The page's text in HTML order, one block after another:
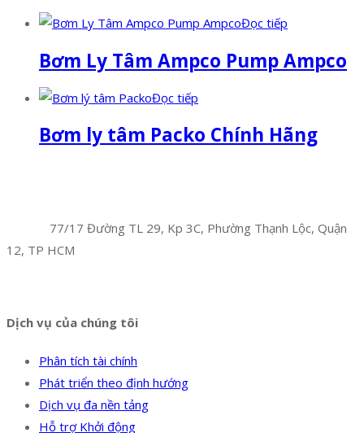
Đọc tiếp
Bơm Ly Tâm Ampco Pump Ampco
Đọc tiếp
Bơm ly tâm Packo Chính Hãng
77/17 Đường TL 29, Kp 3C, Phường Thạnh Lộc, Quận
12, TP HCM
Dịch vụ của chúng tôi
Phân tích tài chính
Phát triển theo định hướng
Dịch vụ đa nền tảng
Hỗ trợ Khởi động